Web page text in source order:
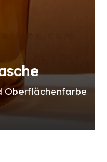
Oberflächenfarbe